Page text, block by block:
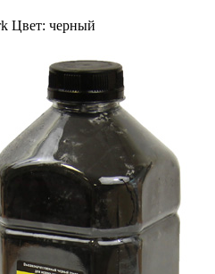
Цвет: черный